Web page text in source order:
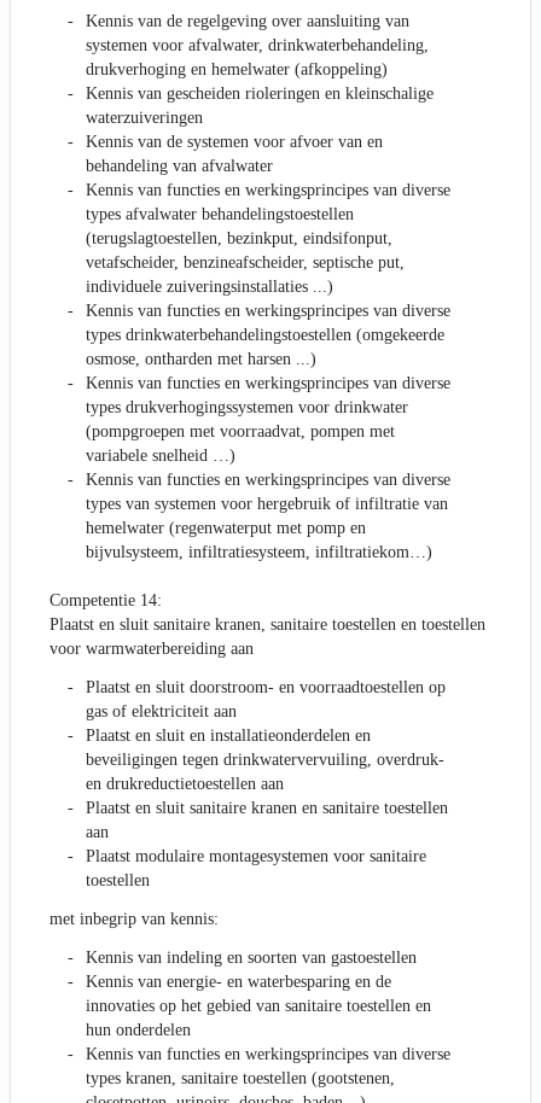
Kennis van de regelgeving over aansluiting van
systemen voor afvalwater, drinkwaterbehandeling,
drukverhoging en hemelwater (afkoppeling)
Kennis van gescheiden rioleringen en kleinschalige
waterzuiveringen
Kennis van de systemen voor afvoer van en
behandeling van afvalwater
Kennis van functies en werkingsprincipes van diverse
types afvalwater behandelingstoestellen
(terugslagtoestellen, bezinkput, eindsifonput,
vetafscheider, benzineafscheider, septische put,
individuele zuiveringsinstallaties ...)
Kennis van functies en werkingsprincipes van diverse
types drinkwaterbehandelingstoestellen (omgekeerde
osmose, ontharden met harsen ...)
Kennis van functies en werkingsprincipes van diverse
types drukverhogingssystemen voor drinkwater
(pompgroepen met voorraadvat, pompen met
variabele snelheid …)
Kennis van functies en werkingsprincipes van diverse
types van systemen voor hergebruik of infiltratie van
hemelwater (regenwaterput met pomp en
bijvulsysteem, infiltratiesysteem, infiltratiekom…)
Competentie 14:
Plaatst en sluit sanitaire kranen, sanitaire toestellen en toestellen
voor warmwaterbereiding aan
Plaatst en sluit doorstroom- en voorraadtoestellen op
gas of elektriciteit aan
Plaatst en sluit en installatieonderdelen en
beveiligingen tegen drinkwatervervuiling, overdruk-
en drukreductietoestellen aan
Plaatst en sluit sanitaire kranen en sanitaire toestellen
aan
Plaatst modulaire montagesystemen voor sanitaire
toestellen
met inbegrip van kennis:
Kennis van indeling en soorten van gastoestellen
Kennis van energie- en waterbesparing en de
innovaties op het gebied van sanitaire toestellen en
hun onderdelen
Kennis van functies en werkingsprincipes van diverse
types kranen, sanitaire toestellen (gootstenen,